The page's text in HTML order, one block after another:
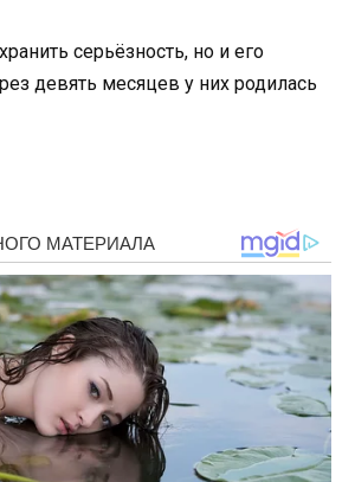
серьёзность, но и его
девять месяцев у них родилась